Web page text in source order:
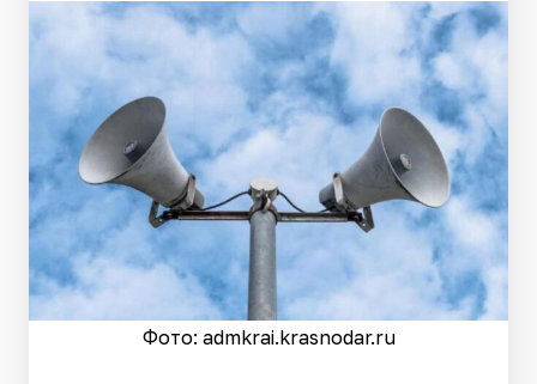
Фото: admkrai.krasnodar.ru